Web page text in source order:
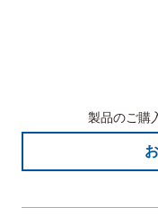
製品のご購